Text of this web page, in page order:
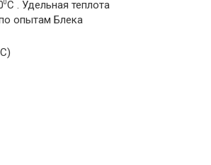
0С . Удельная теплота
опытам Блека
С)